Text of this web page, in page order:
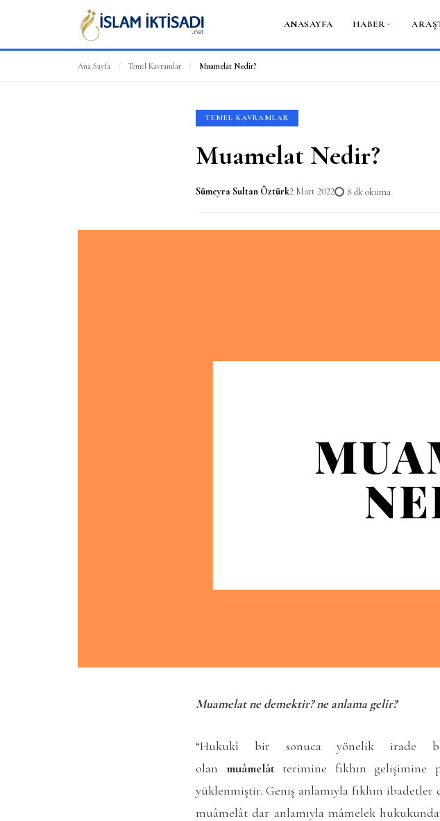
ANASAYFA HABER
Ana Sayfa / Temel Kavramlar / Muamelat Nedir?
TEMEL KAVRAMLAR
Muamelat Nedir?
Sümeyra Sultan Öztürk2 Mart 2022 8 dk okuma
Muamelat ne demektir? ne anlama gelir?
“Hukukî bir sonuca yönelik irade
olan muâmelâtterimine fıkhın gelişimine
yüklenmiştir. Geniş anlamıyla fıkhın ibadetler
muâmelât dar anlamıyla mâmelek